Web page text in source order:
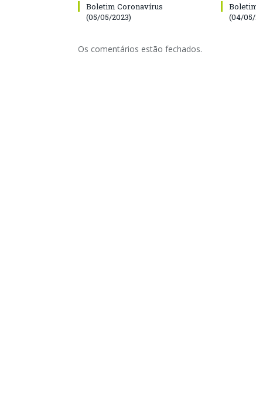
Boletim Coronavírus
(05/05/2023)
(04/05/
Os comentários estão fechados.